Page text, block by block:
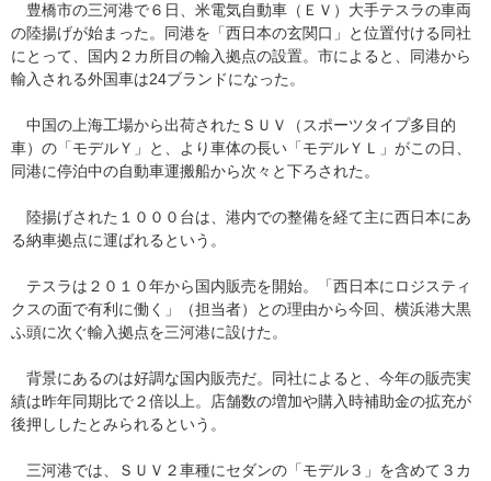
豊橋市の三河港で６日、米電気自動車（ＥＶ）大手テスラの車両
の陸揚げが始まった。同港を「西日本の玄関口」と位置付ける同社
にとって、国内２カ所目の輸入拠点の設置。市によると、同港から
輸入される外国車は24ブランドになった。
中国の上海工場から出荷されたＳＵＶ（スポーツタイプ多目的
車）の「モデルＹ」と、より車体の長い「モデルＹＬ」がこの日、
同港に停泊中の自動車運搬船から次々と下ろされた。
陸揚げされた１０００台は、港内での整備を経て主に西日本にあ
る納車拠点に運ばれるという。
テスラは２０１０年から国内販売を開始。「西日本にロジスティ
クスの面で有利に働く」（担当者）との理由から今回、横浜港大黒
ふ頭に次ぐ輸入拠点を三河港に設けた。
背景にあるのは好調な国内販売だ。同社によると、今年の販売実
績は昨年同期比で２倍以上。店舗数の増加や購入時補助金の拡充が
後押ししたとみられるという。
三河港では、ＳＵＶ２車種にセダンの「モデル３」を含めて３カ